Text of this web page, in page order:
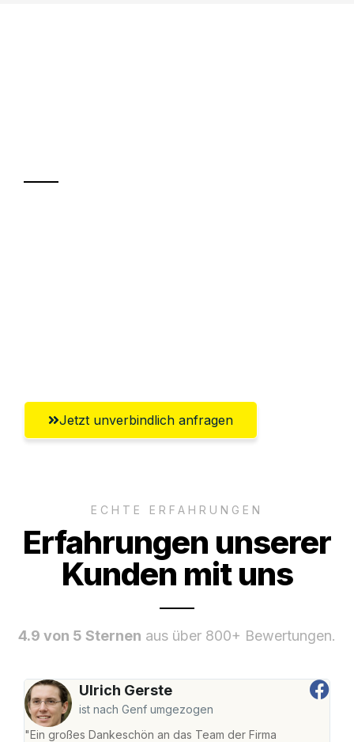
Jetzt unverbindlich anfragen
ECHTE ERFAHRUNGEN
Erfahrungen unserer
Kunden mit uns
4.9 von 5 Sternen aus über 800+ Bewertungen.
Ulrich Gerste
ist nach Genf umgezogen
"Ein großes Dankeschön an das Team der Firma